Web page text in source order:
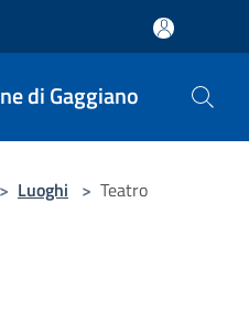
di Gaggiano
> Luoghi > Teatro